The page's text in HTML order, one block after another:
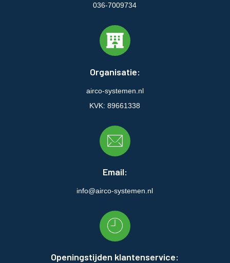
036-7009734
Organisatie:
airco-systemen.nl
KVK: 89661338
Email:
info@airco-systemen.nl
Openingstijden klantenservice: